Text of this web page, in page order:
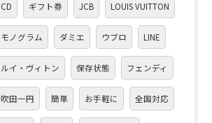
CD ギフト券 JCB LOUIS VUITTON
モノグラム ダミエ ウブロ LINE
ルイ・ヴィトン 保存状態 フェンディ
吹田一円 簡単 お手軽に 全国対応